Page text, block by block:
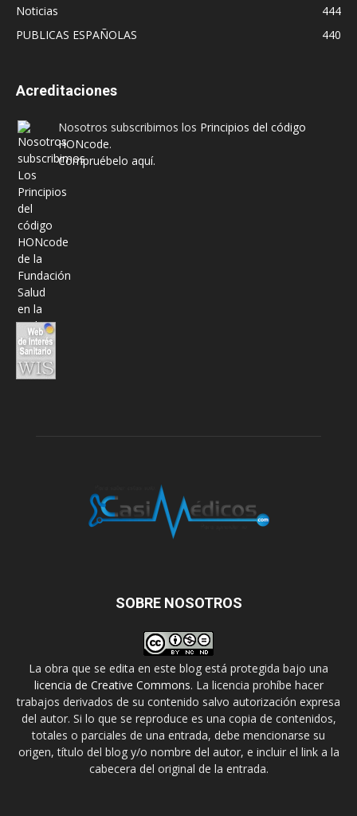
Noticias
444
PUBLICAS ESPAÑOLAS
440
Acreditaciones
Nosotros subscribimos los Principios del código
HONcode.
Compruébelo aquí.
SOBRE NOSOTROS
La obra que se edita en este blog está protegida bajo una
licencia de Creative Commons. La licencia prohíbe hacer
trabajos derivados de su contenido salvo autorización expresa
del autor. Si lo que se reproduce es una copia de contenidos,
totales o parciales de una entrada, debe mencionarse su
origen, título del blog y/o nombre del autor, e incluir el link a la
cabecera del original de la entrada.